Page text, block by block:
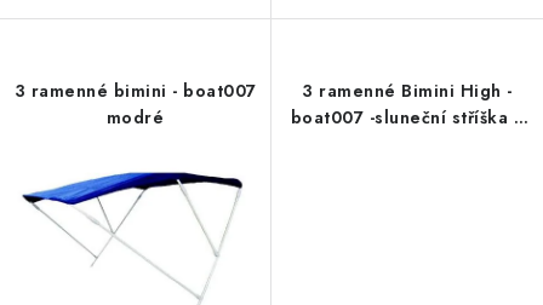
PŘÍVĚSY K LODÍM
ZNAČKY
Obchodní podmínky
Podmínky ochrany osobních údajů
3 ramenné bimini - boat007
modré
3 ramenné Bimini High -
boat007 -sluneční stříška k